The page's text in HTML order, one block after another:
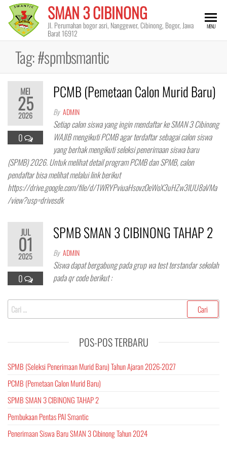
Skip
SMAN 3 CIBINONG
Jl. Perumahan bogor asri, Nanggewer, Cibinong, Bogor, Jawa
Barat 16912
MENU
Tag:#spmbsmantic
MEI
25
2026
0
PCMB (Pemetaan Calon Murid Baru)
By ADMIN
Setiap calon siswa yang ingin mendaftar ke SMAN 3 Cibinong
WAJIB mengikuti PCMB agar terdaftar sebagai calon siswa
yang berhak mengikuti seleksi penerimaan siswa baru
(SPMB) 2026. Untuk melihat detail program PCMB dan SPMB, calon
pendaftar bisa melihat melalui link berikut
https://drive.google.com/file/d/1WRYPviuaHsovzOeWoX3uHZw3lUU8aVMa
/view?usp=drivesdk
JUL
01
2025
0
SPMB SMAN 3 CIBINONG TAHAP 2
By ADMIN
Siswa dapat bergabung pada grup wa test terstandar sekolah
pada qr code berikut :
Cari
untuk:
POS-POS TERBARU
SPMB (Seleksi Penerimaan Murid Baru) Tahun Ajaran 2026-2027
PCMB (Pemetaan Calon Murid Baru)
SPMB SMAN 3 CIBINONG TAHAP 2
Pembukaan Pentas PAI Smantic
Penerimaan Siswa Baru SMAN 3 Cibinong Tahun 2024